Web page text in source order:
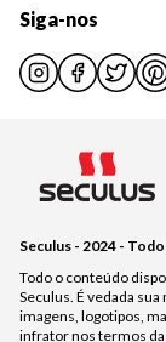
Siga-nos
Seculus - 2024 -
Todo o conteúdo
Seculus. É vedada
imagens, logotipos,
infrator nos termos da